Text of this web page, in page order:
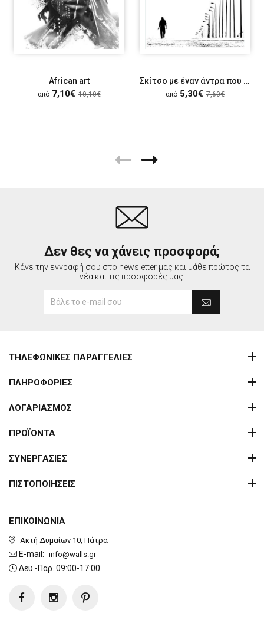
African art
από 7,10€ 10,10€
Σκίτσο με έναν άντρα που περπατάει στον δρόμο
από 5,30€ 7,60€
Δεν θες να χάνεις προσφορά;
Κάνε την εγγραφή σου στο newsletter μας και μάθε πρώτος τα
νέα και τις προσφορές μας!
ΕΠΙΚΟΙΝΩΝΙΑ
Ακτή Δυμαίων 10, Πάτρα
E-mail: info@walls.gr
Δευ.-Παρ. 09:00-17:00
ΤΗΛΕΦΩΝΙΚΕΣ ΠΑΡΑΓΓΕΛΙΕΣ
ΠΛΗΡΟΦΟΡΙΕΣ
ΛΟΓΑΡΙΑΣΜΟΣ
ΠΡΟΪΟΝΤΑ
ΣΥΝΕΡΓΑΣΙΕΣ
ΠΙΣΤΟΠΟΙΗΣΕΙΣ